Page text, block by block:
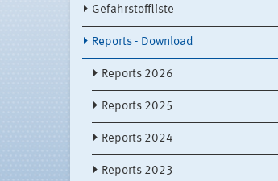
Gefahrstoffliste
Reports - Download
Reports 2026
Reports 2025
Reports 2024
Reports 2023